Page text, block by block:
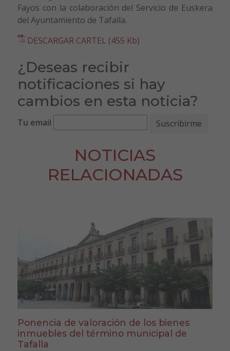
Fayos con la colaboración del Servicio de Euskera
del Ayuntamiento de Tafalla.
DESCARGAR CARTEL (455 Kb)
¿Deseas recibir
notificaciones si hay
cambios en esta noticia?
Tu email
NOTICIAS
RELACIONADAS
Ponencia de valoración de los bienes
inmuebles del término municipal de
Tafalla